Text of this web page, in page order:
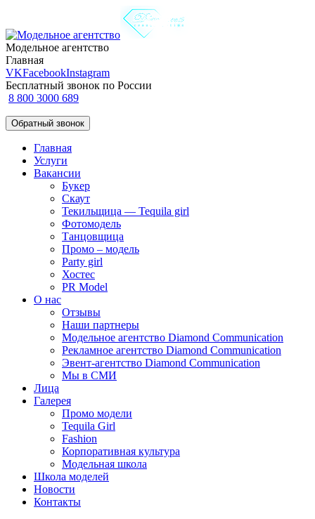
Модельное агентство
Главная
VKFacebookInstagram
Бесплатный звонок по России
8 800 3000 689
Обратный звонок
Главная
Услуги
Вакансии
Букер
Скаут
Текильщица — Tequila girl
Фотомодель
Танцовщица
Промо – модель
Party girl
Хостес
PR Model
О нас
Отзывы
Наши партнеры
Модельное агентство Diamond Communication
Рекламное агентство Diamond Communication
Эвент-агентство Diamond Communication
Мы в СМИ
Лица
Галерея
Промо модели
Tequila Girl
Fashion
Корпоративная культура
Модельная школа
Школа моделей
Новости
Контакты